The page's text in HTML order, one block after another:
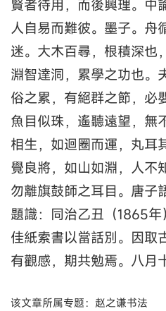
賢者待用，而後興理。中
人自易而難彼。墨子。舟
迷。大木百尋，根積深也
淵智達洞，累學之功也。
俗之累，有絕群之節，必
魚目似珠，遙聽遠望，無
相生，如迴圈而運，丸耳
覺良將，如山如淵，人不
勿離旗鼓師之耳目。唐子
題識：同治乙丑（1865
佳紙索書以當話別。因取
有觀感，期共勉焉。八月
该文章所属专题：赵之谦书法